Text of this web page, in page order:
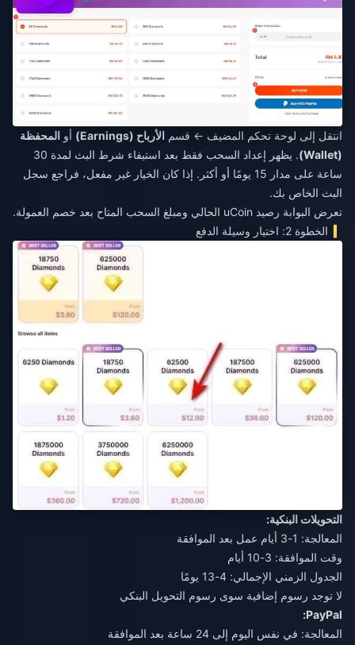
انتقل إلى لوحة تحكم المضيف ← قسم الأرباح (Earnings) أو المحفظة
(Wallet)
. يظهر إعداد السحب فقط بعد استيفاء شرط البث لمدة 30
ساعة على مدار 15 يومًا أو أكثر. إذا كان الخيار غير مفعل، فراجع سجل
البث الخاص بك.
تعرض البوابة رصيد uCoin الحالي ومبلغ السحب المتاح بعد خصم العمولة.
الخطوة 2: اختيار وسيلة الدفع
التحويلات البنكية:
المعالجة: 1-3 أيام عمل بعد الموافقة
وقت الموافقة: 3-10 أيام
الجدول الزمني الإجمالي: 4-13 يومًا
لا توجد رسوم إضافية سوى رسوم التحويل البنكي
PayPal:
المعالجة: في نفس اليوم إلى 24 ساعة بعد الموافقة